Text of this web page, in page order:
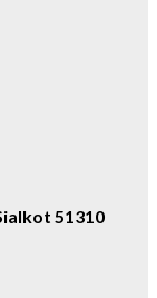
51310